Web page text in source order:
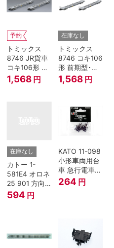
予約
トミックス
8746 JR貨車
コキ106形 前
期型･新塗装･
コンテナな
1,568 円
在庫なし
トミックス
8746 コキ106
形 前期型･新
塗装･コンテ
ナなし･2両セ
1,568 円
在庫なし
カトー 1-
581E4 オロネ
25 901 方向
幕 4両分
594 円
KATO 11-098
小形車両用台
車 急行電車1
Bトレインシ
ョーティー 対
264 円